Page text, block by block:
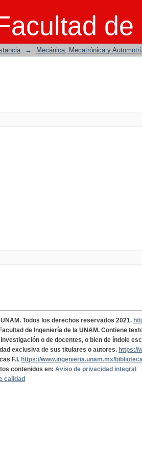
→ Mecánica, Mecatrónica y
Todos los derechos reservados 2021.
de Ingeniería de la UNAM. Contiene
o de docentes, o bien de índole
exclusiva de sus titulares o autores. https://
F.I. https://www.ingenieria.unam.mx/
contenidos en: Aviso de privacidad integral
calidad